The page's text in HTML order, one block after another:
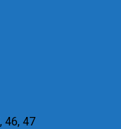
46, 47